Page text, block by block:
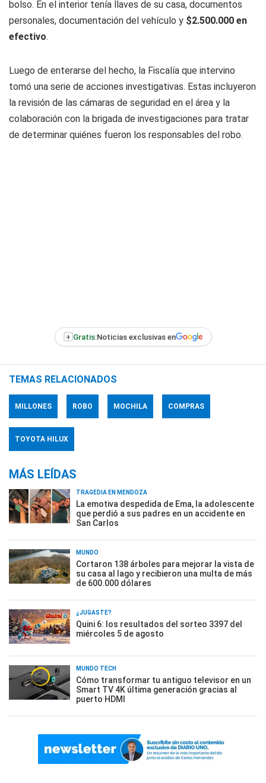
bolso. En el interior tenía llaves de su casa, documentos
personales, documentación del vehículo y $2.500.000 en
efectivo.
Luego de enterarse del hecho, la Fiscalía que intervino
tomó una serie de acciones investigativas. Estas incluyeron
la revisión de las cámaras de seguridad en el área y la
colaboración con la brigada de investigaciones para tratar
de determinar quiénes fueron los responsables del robo.
+ Gratis:Noticias exclusivas en
TEMAS RELACIONADOS
MILLONES ROBO MOCHILA COMPRAS
TOYOTA HILUX
MÁS LEÍDAS
TRAGEDIA EN MENDOZA
La emotiva despedida de Ema, la adolescente
que perdió a sus padres en un accidente en
San Carlos
MUNDO
Cortaron 138 árboles para mejorar la vista de
su casa al lago y recibieron una multa de más
de 600.000 dólares
¿JUGASTE?
Quini 6: los resultados del sorteo 3397 del
miércoles 5 de agosto
MUNDO TECH
Cómo transformar tu antiguo televisor en un
Smart TV 4K última generación gracias al
puerto HDMI